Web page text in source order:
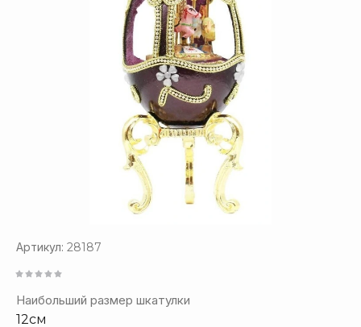
Артикул: 28187
Наибольший размер шкатулки
12см